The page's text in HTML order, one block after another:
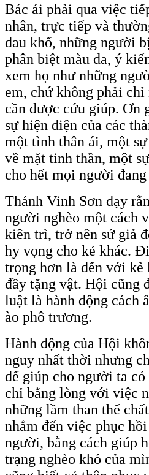
Bác ái phải qua việc
nhân, trực tiếp và
đau khổ, những người
phân biệt màu da, ý
xem họ như những
em, chứ không phải chỉ
cần được cứu giúp. Ơn
sự hiện diện của các
một tình thân ái, một
về mặt tinh thần, một
cho hết mọi người
Thánh Vinh Sơn dạy
người nghèo một cách
kiên trì, trở nên sứ giả
hy vọng cho kẻ khác.
trọng hơn là đến với kẻ
đầy tặng vật. Hội cũng
luật là hành động cách
ào phô trương.
Hành động của Hội
nguy nhất thời nhưng
để giúp cho người ta
chỉ bằng lòng với việc
những lầm than thể
nhắm đến việc phục
người, bằng cách giúp
trạng nghèo khó của